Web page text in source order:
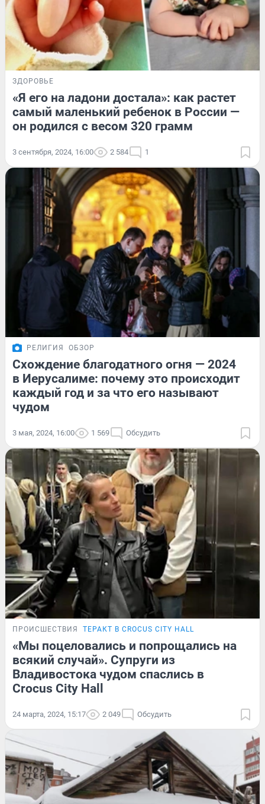
ЗДОРОВЬЕ
«Я его на ладони достала»: как растет
самый маленький ребенок в России —
он родился с весом 320 грамм
3 сентября, 2024, 16:00 2 584 1
РЕЛИГИЯ ОБЗОР
Схождение благодатного огня — 2024
в Иерусалиме: почему это происходит
каждый год и за что его называют
чудом
3 мая, 2024, 16:00 1 569 Обсудить
ПРОИСШЕСТВИЯ ТЕРАКТ В CROCUS CITY HALL
«Мы поцеловались и попрощались на
всякий случай». Супруги из
Владивостока чудом спаслись в
Crocus City Hall
24 марта, 2024, 15:17 2 049 Обсудить